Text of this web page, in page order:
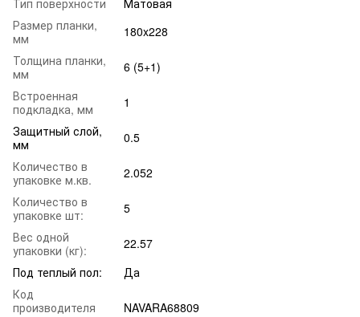
Размер планки,
мм
180x228
Толщина планки,
мм
6 (5+1)
Встроенная
подкладка, мм
1
Защитный слой,
мм
0.5
Количество в
упаковке м.кв.
2.052
Количество в
упаковке шт:
5
Вес одной
упаковки (кг):
22.57
Под теплый пол:
Да
Код
производителя
NAVARA68809